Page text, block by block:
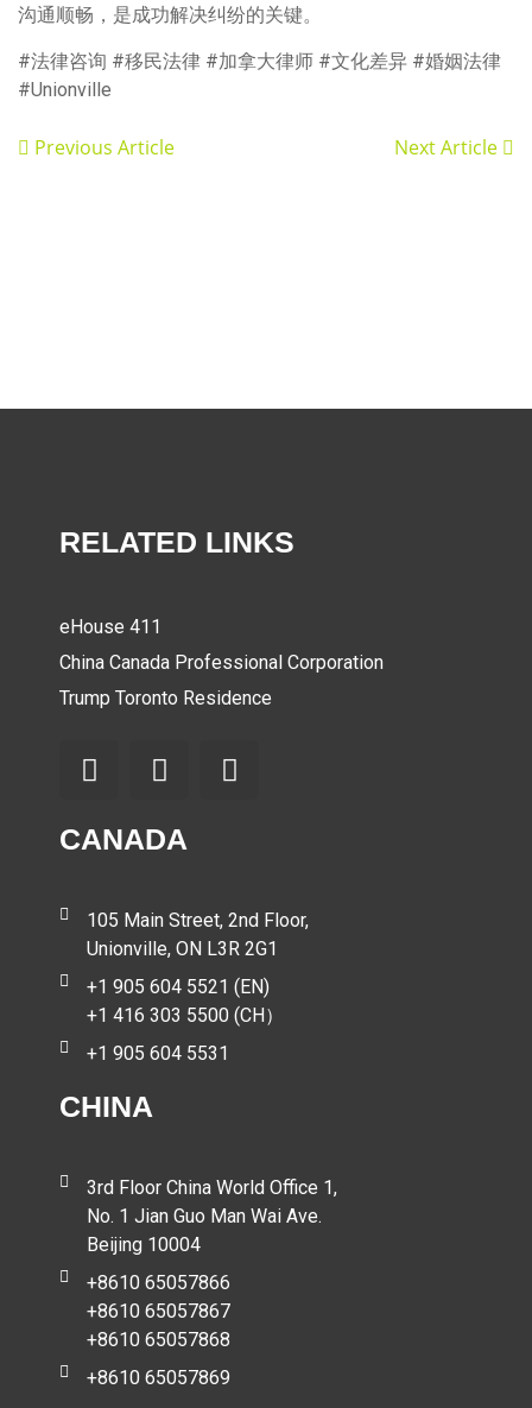
沟通顺畅，是成功解决纠纷的关键。
#法律咨询 #移民法律 #加拿大律师 #文化差异 #婚姻法律
#Unionville
Previous Article Next Article
RELATED LINKS
eHouse 411
China Canada Professional Corporation
Trump Toronto Residence
CANADA
105 Main Street, 2nd Floor,
Unionville, ON L3R 2G1
+1 905 604 5521 (EN)
+1 416 303 5500 (CH）
+1 905 604 5531
CHINA
3rd Floor China World Office 1,
No. 1 Jian Guo Man Wai Ave.
Beijing 10004
+8610 65057866
+8610 65057867
+8610 65057868
+8610 65057869